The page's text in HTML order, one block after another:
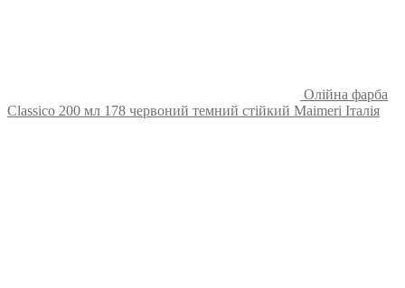
Олійна фарба
Classico 200 мл 178 червоний темний стійкий Maimeri Італія